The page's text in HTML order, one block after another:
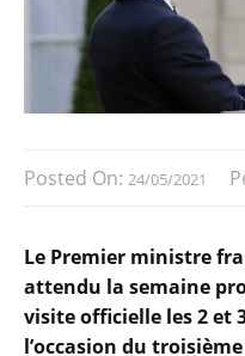
Posted On: 24/05/2021
Le Premier ministre
attendu la semaine
visite officielle les 2 et
l’occasion du